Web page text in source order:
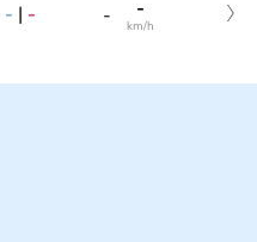
- | - - -
km/h